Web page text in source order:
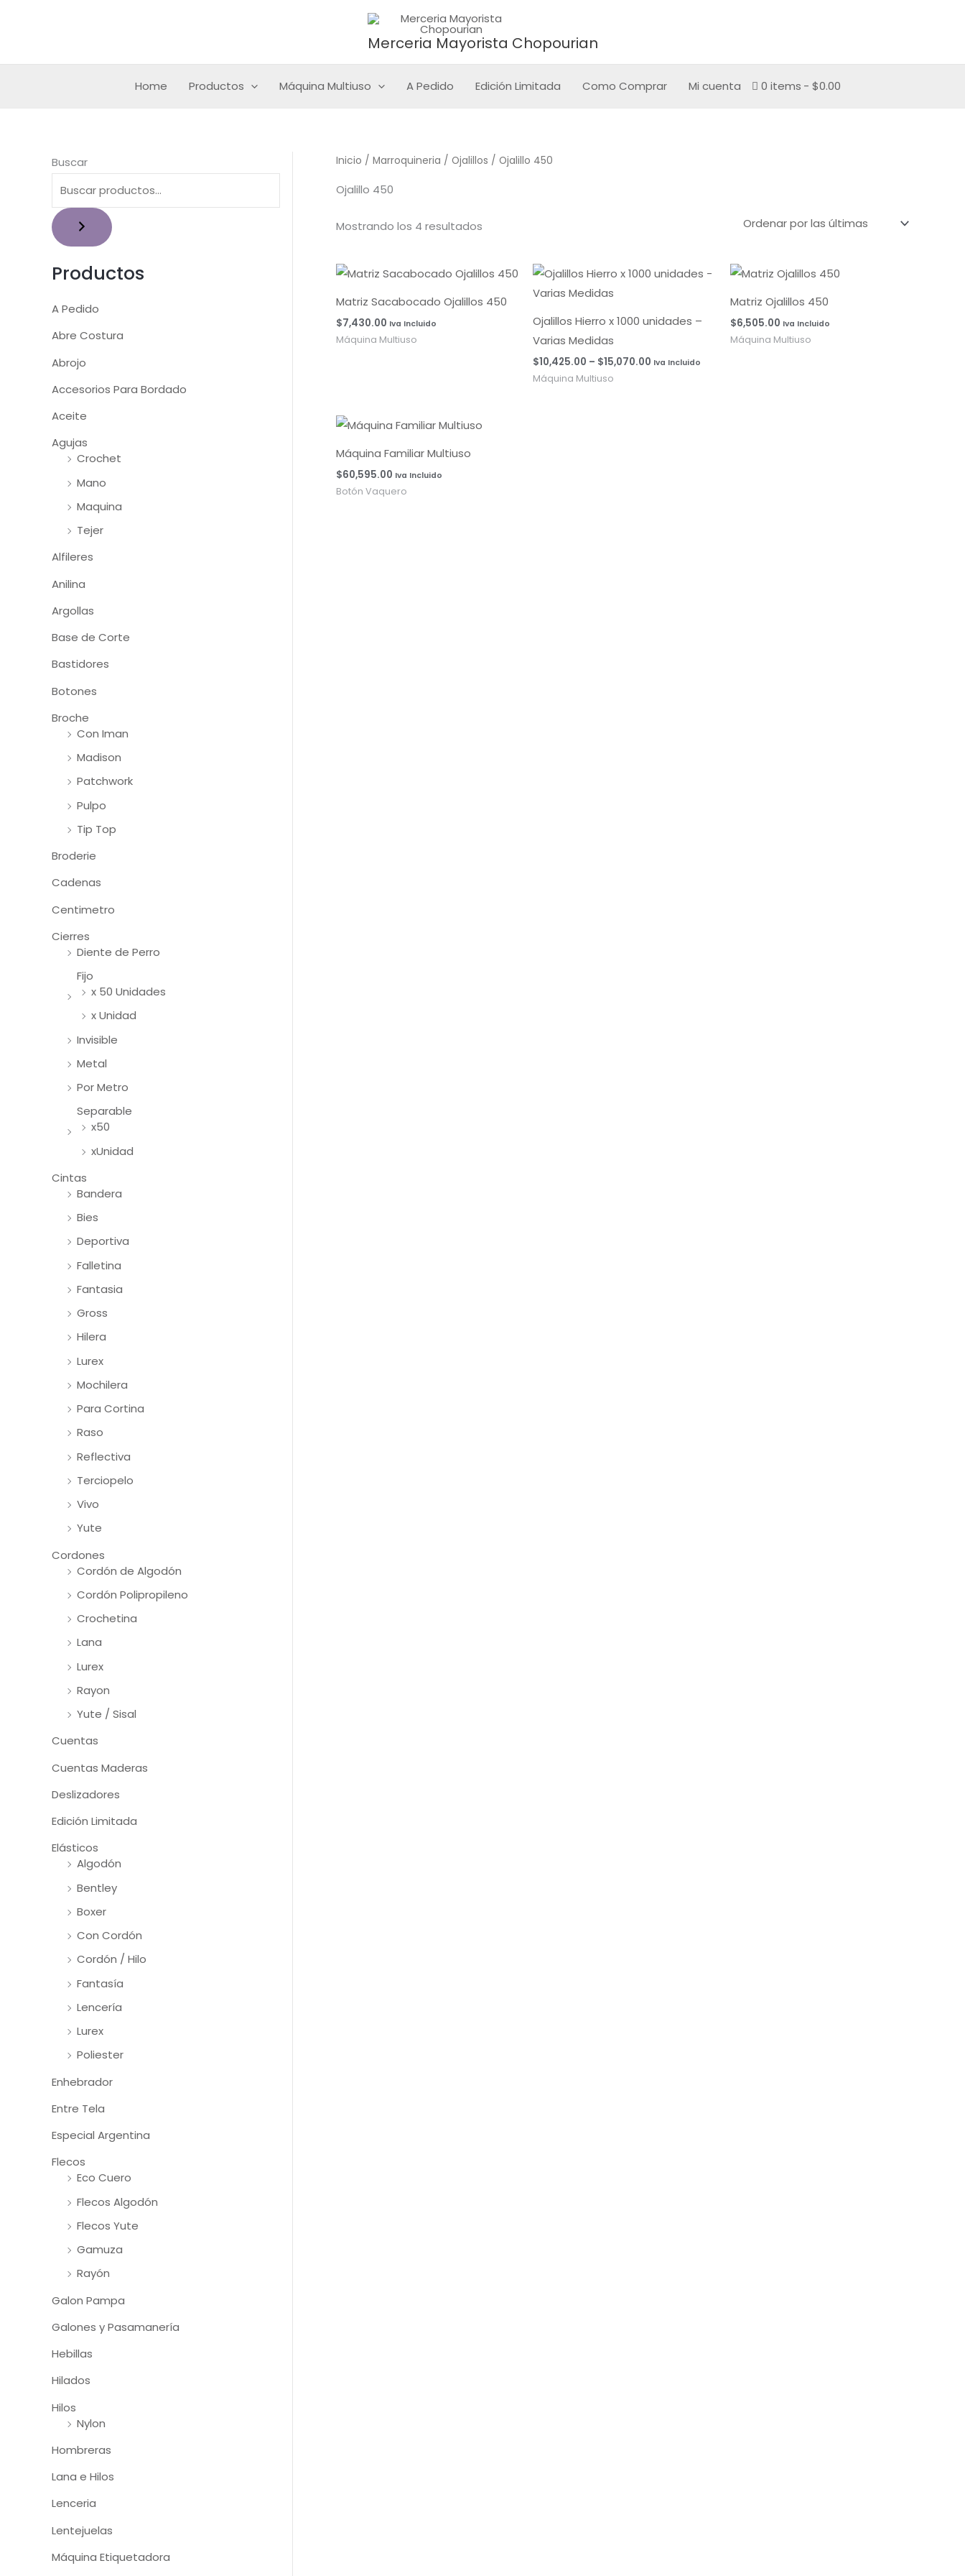
Merceria Mayorista Chopourian
Home Productos Máquina Multiuso A Pedido Edición Limitada Como Comprar Mi cuenta 0 items $0.00
Buscar
Productos
A Pedido
Abre Costura
Abrojo
Accesorios Para Bordado
Aceite
Agujas
Crochet
Mano
Maquina
Tejer
Alfileres
Anilina
Argollas
Base de Corte
Bastidores
Botones
Broche
Con Iman
Madison
Patchwork
Pulpo
Tip Top
Broderie
Cadenas
Centimetro
Cierres
Diente de Perro
Fijo
x 50 Unidades
x Unidad
Invisible
Metal
Por Metro
Separable
x50
xUnidad
Cintas
Bandera
Bies
Deportiva
Falletina
Fantasia
Gross
Hilera
Lurex
Mochilera
Para Cortina
Raso
Reflectiva
Terciopelo
Vivo
Yute
Cordones
Cordón de Algodón
Cordón Polipropileno
Crochetina
Lana
Lurex
Rayon
Yute / Sisal
Cuentas
Cuentas Maderas
Deslizadores
Edición Limitada
Elásticos
Algodón
Bentley
Boxer
Con Cordón
Cordón / Hilo
Fantasía
Lencería
Lurex
Poliester
Enhebrador
Entre Tela
Especial Argentina
Flecos
Eco Cuero
Flecos Algodón
Flecos Yute
Gamuza
Rayón
Galon Pampa
Galones y Pasamanería
Hebillas
Hilados
Hilos
Nylon
Hombreras
Lana e Hilos
Lenceria
Lentejuelas
Máquina Etiquetadora
Inicio / Marroquineria / Ojalillos / Ojalillo 450
Ojalillo 450
Mostrando los 4 resultados
by
latest
Matriz Sacabocado Ojalillos 450
$7,430.00 Iva Incluido
Máquina Multiuso
Ojalillos Hierro x 1000 unidades –
Varias Medidas
$10,425.00 – $15,070.00
Rango
de
$10,425.00
Iva Incluido
Máquina Multiuso
Matriz Ojalillos 450
$6,505.00 Iva Incluido
Máquina Multiuso
Máquina Familiar Multiuso
$60,595.00 Iva Incluido
Botón Vaquero